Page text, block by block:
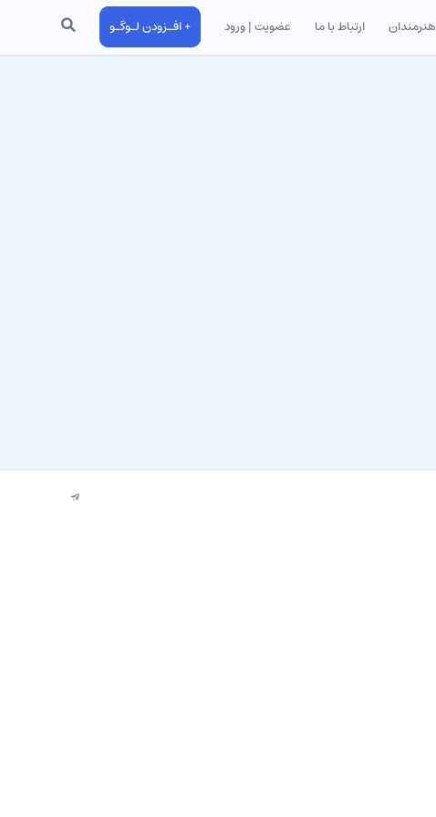
هنرمندان ارتباط با ما عضویت | ورود + افـزودن لـوگـو جستجو